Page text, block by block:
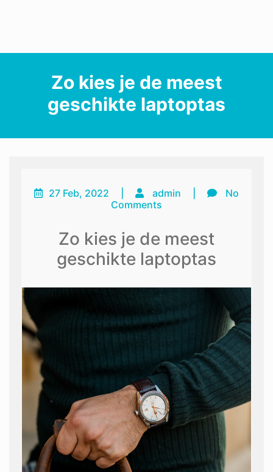
Zo kies je de meest
geschikte laptoptas
27 Feb, 2022 admin
No
Comments
Zo kies je de meest
geschikte laptoptas